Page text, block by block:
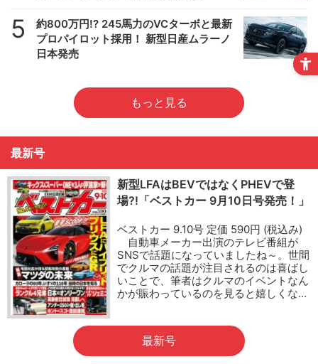
5
約800万円!? 245馬力のVCターボと最新
プロパイロット採用！ 新型日産ムラーノ
日本発売
もっと見る
最新号
新型LFAはBEVではなくPHEVで登
場?!「ベストカー 9月10日号発売！」
ベストカー 9.10号 定価 590円 (税込み)
自動車メーカー出演のテレビ番組が
SNSで話題になっていましたね～。世間
でクルマの話題が注目されるのは喜ばし
いことで、筆者はクルマのイベントなん
かが賑わっているのを見ると嬉しくな…
最新号